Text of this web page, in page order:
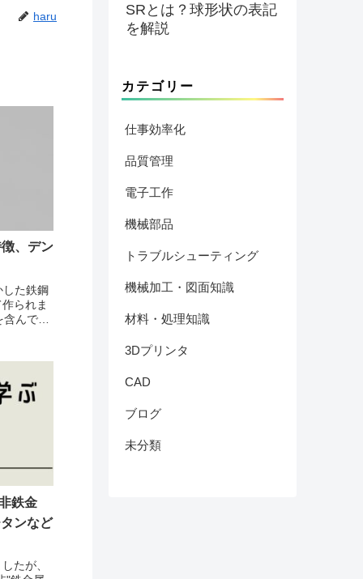
haru
、デン
た鉄鋼
られま
んでお
鉄金
ンなど
たが、
SRとは？球形状の表記
を解説
カテゴリー
仕事効率化
品質管理
電子工作
機械部品
トラブルシューティング
機械加工・図面知識
材料・処理知識
3Dプリンタ
CAD
ブログ
未分類